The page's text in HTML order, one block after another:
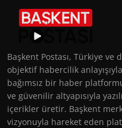
Başkent Postası, Türkiye
objektif habercilik
bağımsız bir haber
ve güvenilir altyapısıyla
içerikler üretir. Başkent
vizyonuyla hareket eden